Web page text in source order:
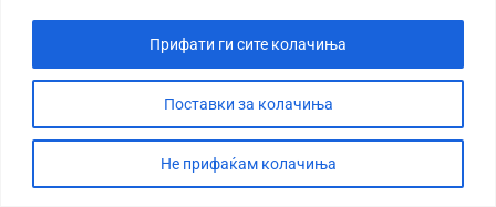
Поставки за колачиња
Не прифаќам колачиња
Прифати ги сите колачиња
СТОРИЈА
ДЕБАТА